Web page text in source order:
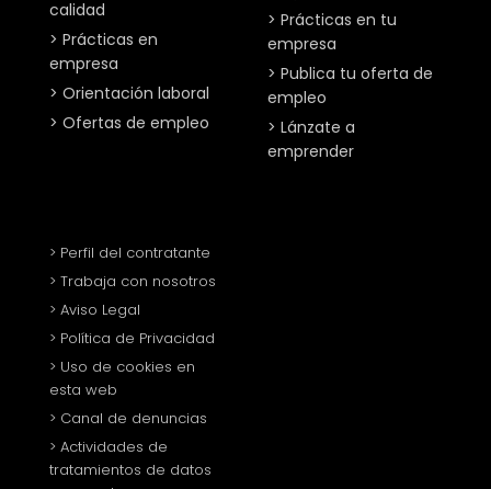
calidad
> Prácticas en
empresa
> Orientación laboral
> Ofertas de empleo
> Prácticas en tu
empresa
> Publica tu oferta de
empleo
> Lánzate a
emprender
> Perfil del contratante
> Trabaja con nosotros
> Aviso Legal
> Política de Privacidad
> Uso de cookies en
esta web
> Canal de denuncias
> Actividades de
tratamientos de datos